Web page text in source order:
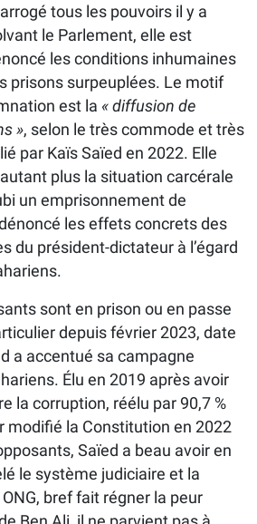
tous les pouvoirs il y a
le Parlement, elle est
les conditions inhumaines
prisons surpeuplées. Le motif
est la « diffusion de
», selon le très commode et très
par Kaïs Saïed en 2022. Elle
plus la situation carcérale
un emprisonnement de
les effets concrets des
du président-dictateur à l’égard
sont en prison ou en passe
depuis février 2023, date
a accentué sa campagne
Élu en 2019 après avoir
la corruption, réélu par 90,7 %
modifié la Constitution en 2022
Saïed a beau avoir en
le système judiciaire et la
bref fait régner la peur